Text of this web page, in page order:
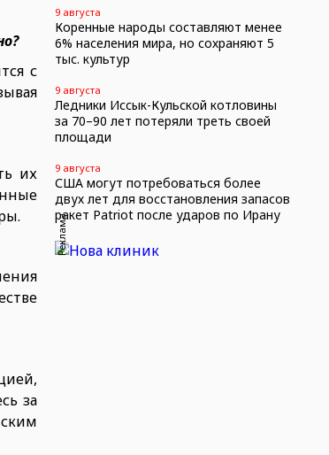
с
их
за
9 августа
Коренные народы составляют менее
6% населения мира, но сохраняют 5
тыс. культур
9 августа
Ледники Иссык-Кульской котловины
за 70–90 лет потеряли треть своей
площади
9 августа
США могут потребоваться более
двух лет для восстановления запасов
ракет Patriot после ударов по Ирану
Реклама